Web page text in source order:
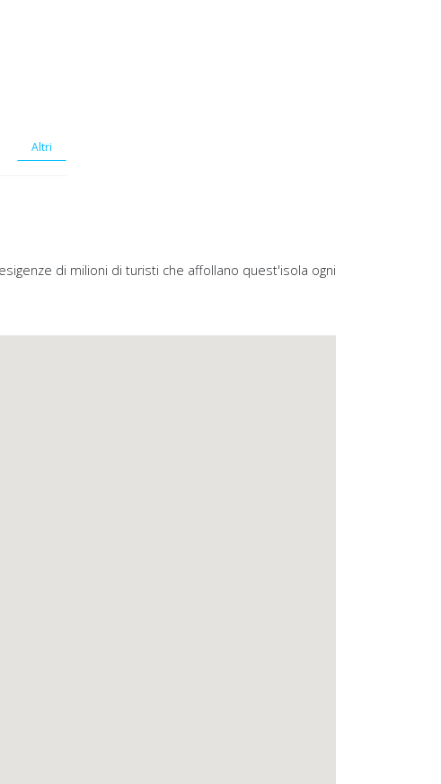
Altri
di milioni di turisti che affollano quest'isola ogni